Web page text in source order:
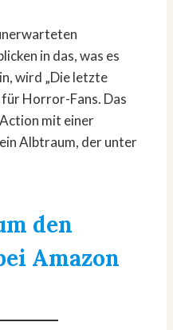
in das, was es
wird „Die letzte
Horror-Fans. Das
mit einer
Albtraum, der unter
den
Amazon